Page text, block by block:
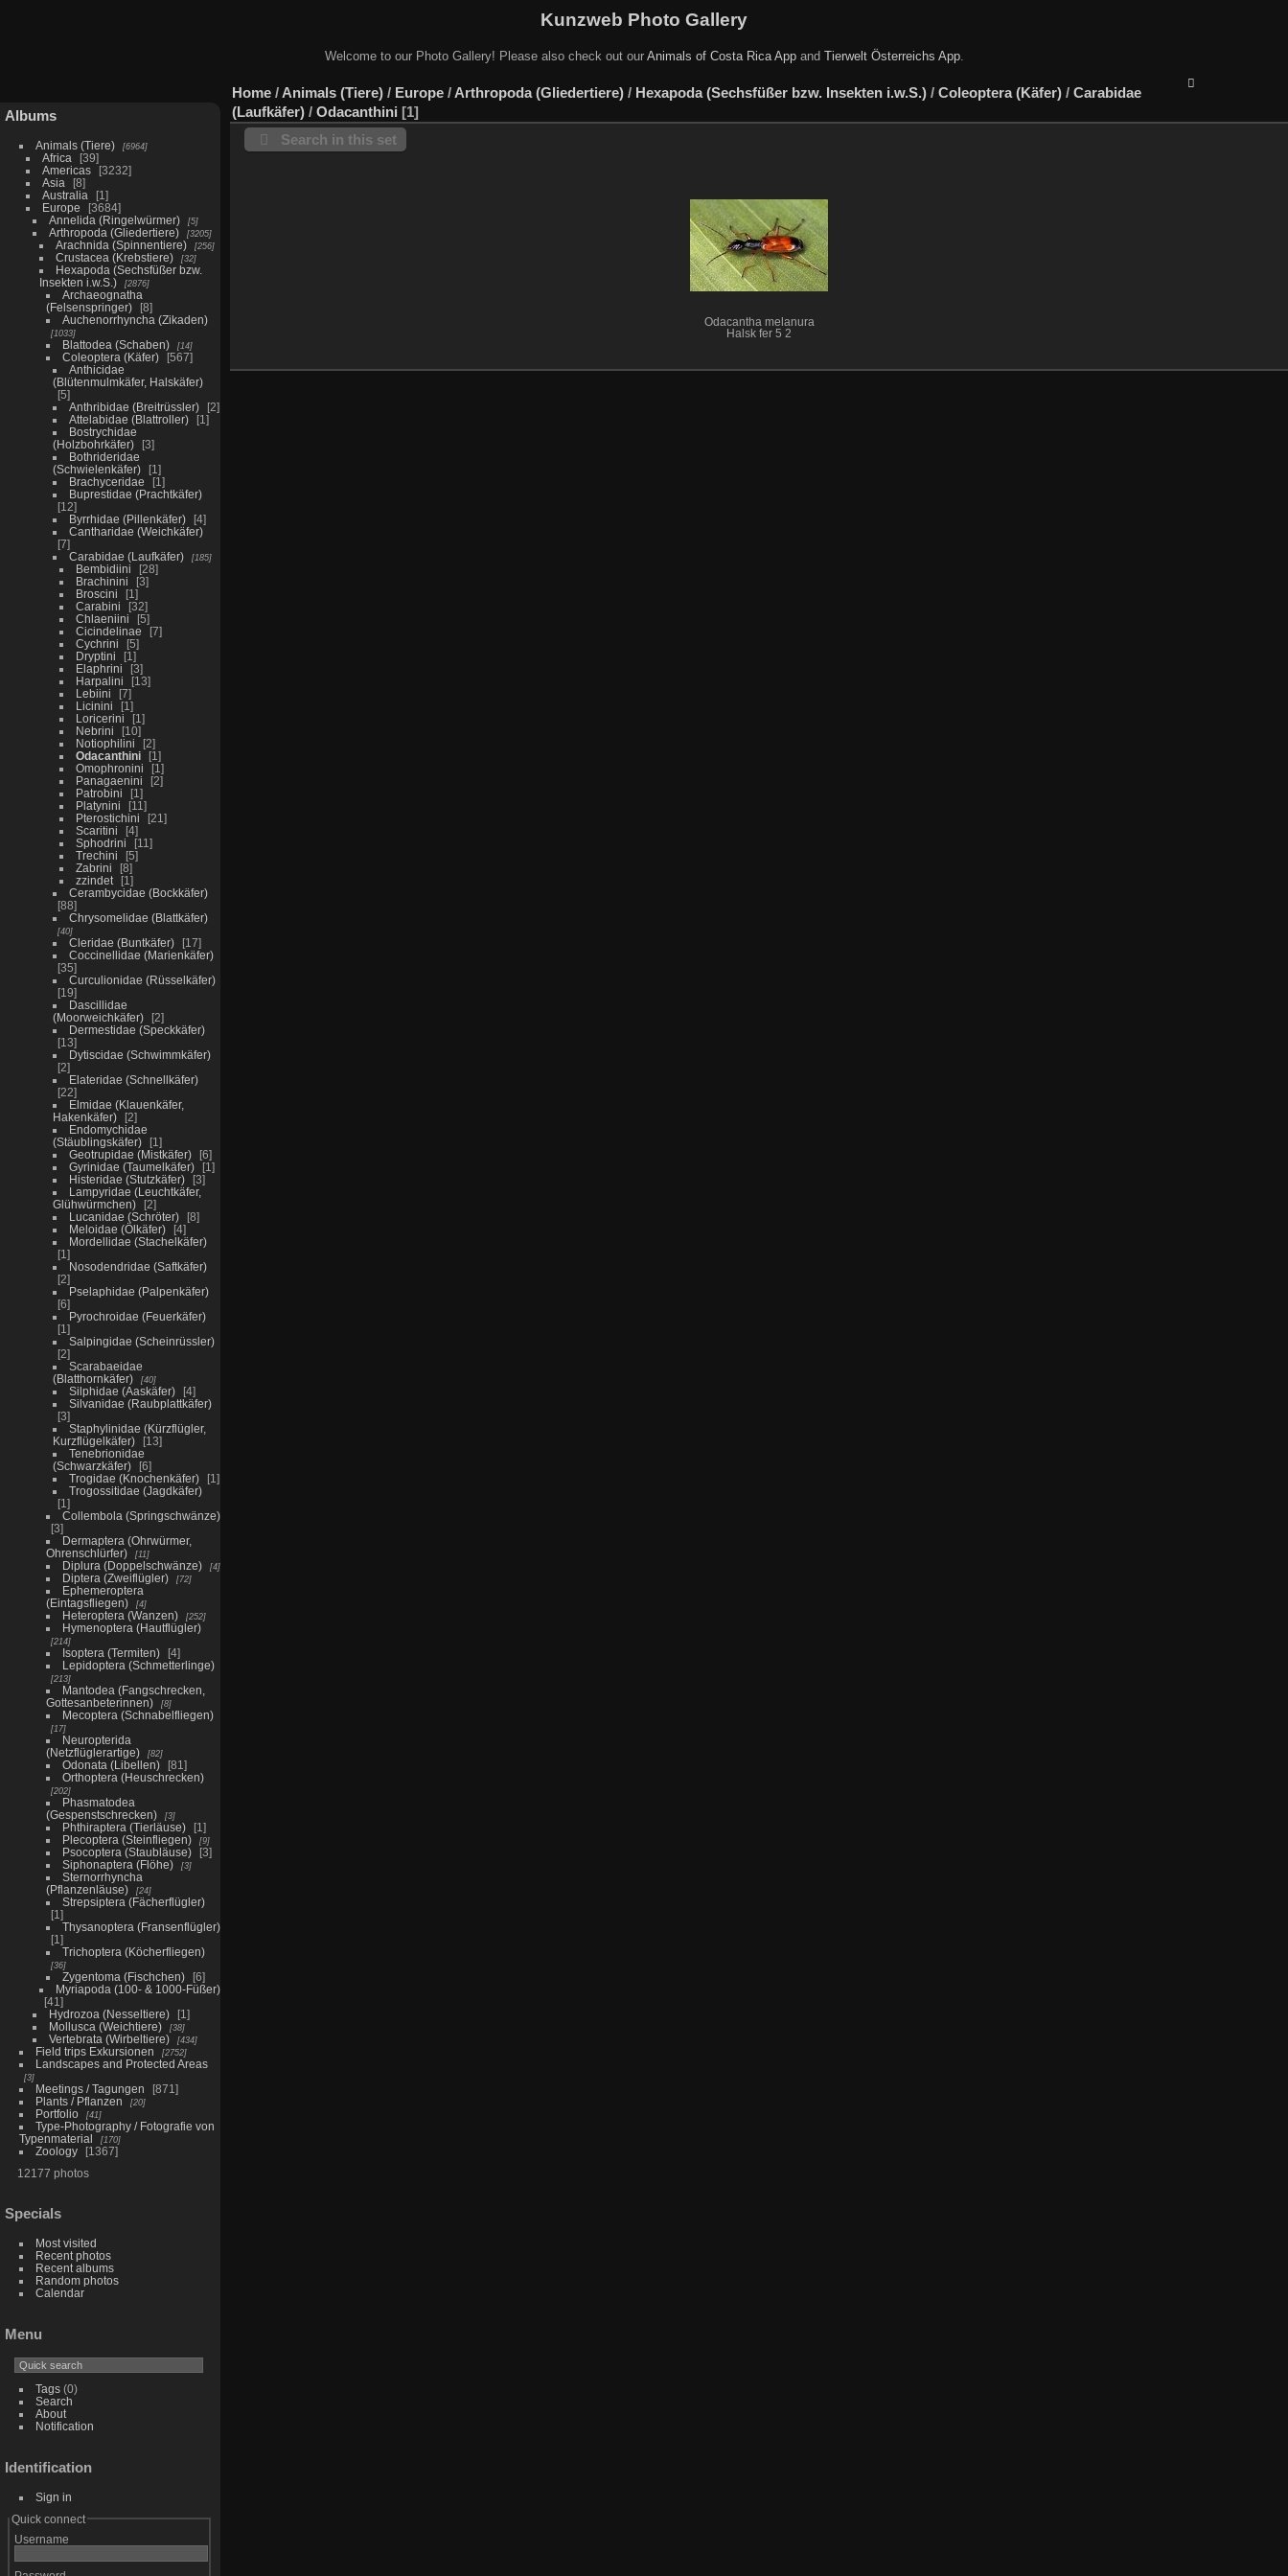
Kunzweb Photo Gallery
Welcome to our Photo Gallery! Please also check out our Animals of Costa Rica Appand Tierwelt Österreichs App.
Albums
Animals (Tiere) 6964
Africa
39
Americas
3232
Asia
8
Australia
1
Europe
3684
Annelida (Ringelwürmer)
5
Arthropoda (Gliedertiere) 3205
Arachnida (Spinnentiere) 256
Crustacea (Krebstiere) 32
Hexapoda (Sechsfüßer bzw.
Insekten i.w.S.)
2876
Archaeognatha
(Felsenspringer)
8
Auchenorrhyncha (Zikaden)
1033
Blattodea (Schaben) 14
Coleoptera (Käfer)
567
Anthicidae
(Blütenmulmkäfer, Halskäfer)
5
Anthribidae (Breitrüssler)
2
Attelabidae (Blattroller)
1
Bostrychidae
(Holzbohrkäfer)
3
Bothrideridae
(Schwielenkäfer)
1
Brachyceridae
1
Buprestidae (Prachtkäfer)
12
Byrrhidae (Pillenkäfer)
4
Cantharidae (Weichkäfer)
7
Carabidae (Laufkäfer)
185
Bembidiini
28
Brachinini
3
Broscini
1
Carabini
32
Chlaeniini
5
Cicindelinae
7
Cychrini
5
Dryptini
1
Elaphrini
3
Harpalini
13
Lebiini
7
Licinini
1
Loricerini
1
Nebrini
10
Notiophilini
2
Odacanthini
1
Omophronini
1
Panagaenini
2
Patrobini
1
Platynini
11
Pterostichini
21
Scaritini
4
Sphodrini
11
Trechini
5
Zabrini
8
zzindet
1
Cerambycidae (Bockkäfer)
88
Chrysomelidae (Blattkäfer)
40
Cleridae (Buntkäfer)
17
Coccinellidae (Marienkäfer)
35
Curculionidae (Rüsselkäfer)
19
Dascillidae
(Moorweichkäfer)
2
Dermestidae (Speckkäfer)
13
Dytiscidae (Schwimmkäfer)
2
Elateridae (Schnellkäfer)
22
Elmidae (Klauenkäfer,
Hakenkäfer)
2
Endomychidae
(Stäublingskäfer)
1
Geotrupidae (Mistkäfer)
6
Gyrinidae (Taumelkäfer)
1
Histeridae (Stutzkäfer)
3
Lampyridae (Leuchtkäfer,
Glühwürmchen)
2
Lucanidae (Schröter)
8
Meloidae (Ölkäfer)
4
Mordellidae (Stachelkäfer)
1
Nosodendridae (Saftkäfer)
2
Pselaphidae (Palpenkäfer)
6
Pyrochroidae (Feuerkäfer)
1
Salpingidae (Scheinrüssler)
2
Scarabaeidae
(Blatthornkäfer)
40
Silphidae (Aaskäfer)
4
Silvanidae (Raubplattkäfer)
3
Staphylinidae (Kürzflügler,
Kurzflügelkäfer)
13
Tenebrionidae
(Schwarzkäfer)
6
Trogidae (Knochenkäfer)
1
Trogossitidae (Jagdkäfer)
1
Collembola (Springschwänze)
3
Dermaptera (Ohrwürmer,
Ohrenschlürfer)
11
Diplura (Doppelschwänze) 4
Diptera (Zweiflügler) 72
Ephemeroptera
(Eintagsfliegen)
4
Heteroptera (Wanzen) 252
Hymenoptera (Hautflügler)
214
Isoptera (Termiten)
4
Lepidoptera (Schmetterlinge)
213
Mantodea (Fangschrecken,
Gottesanbeterinnen)
8
Mecoptera (Schnabelfliegen)
17
Neuropterida
(Netzflüglerartige)
82
Odonata (Libellen)
81
Orthoptera (Heuschrecken)
202
Phasmatodea
(Gespenstschrecken)
3
Phthiraptera (Tierläuse)
1
Plecoptera (Steinfliegen)
9
Psocoptera (Staubläuse)
3
Siphonaptera (Flöhe)
3
Sternorrhyncha
(Pflanzenläuse)
24
Strepsiptera (Fächerflügler)
1
Thysanoptera (Fransenflügler)
1
Trichoptera (Köcherfliegen)
36
Zygentoma (Fischchen)
6
Myriapoda (100- & 1000-Füßer)
41
Hydrozoa (Nesseltiere)
1
Mollusca (Weichtiere)
38
Vertebrata (Wirbeltiere) 434
Field trips Exkursionen 2752
Landscapes and Protected Areas
3
Meetings / Tagungen
871
Plants / Pflanzen
20
Portfolio 41
Type-Photography / Fotografie von
Typenmaterial
170
Zoology
1367
12177 photos
Specials
Most visited
Recent photos
Recent albums
Random photos
Calendar
Menu
Tags(0)
Search
About
Notification
Identification
Sign in
Quick connect
Username
Home / Animals (Tiere) / Europe / Arthropoda (Gliedertiere) / Hexapoda (Sechsfüßer bzw. Insekten i.w.S.) / Coleoptera (Käfer) / Carabidae
(Laufkäfer) / Odacanthini
1
Search in this set
Odacantha melanura
Halsk fer 5 2